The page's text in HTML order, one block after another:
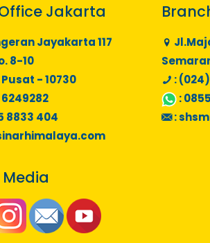
Jakarta
Jayakarta 117
8-10
- 10730
6249282
8833 404
: (024)
:
: